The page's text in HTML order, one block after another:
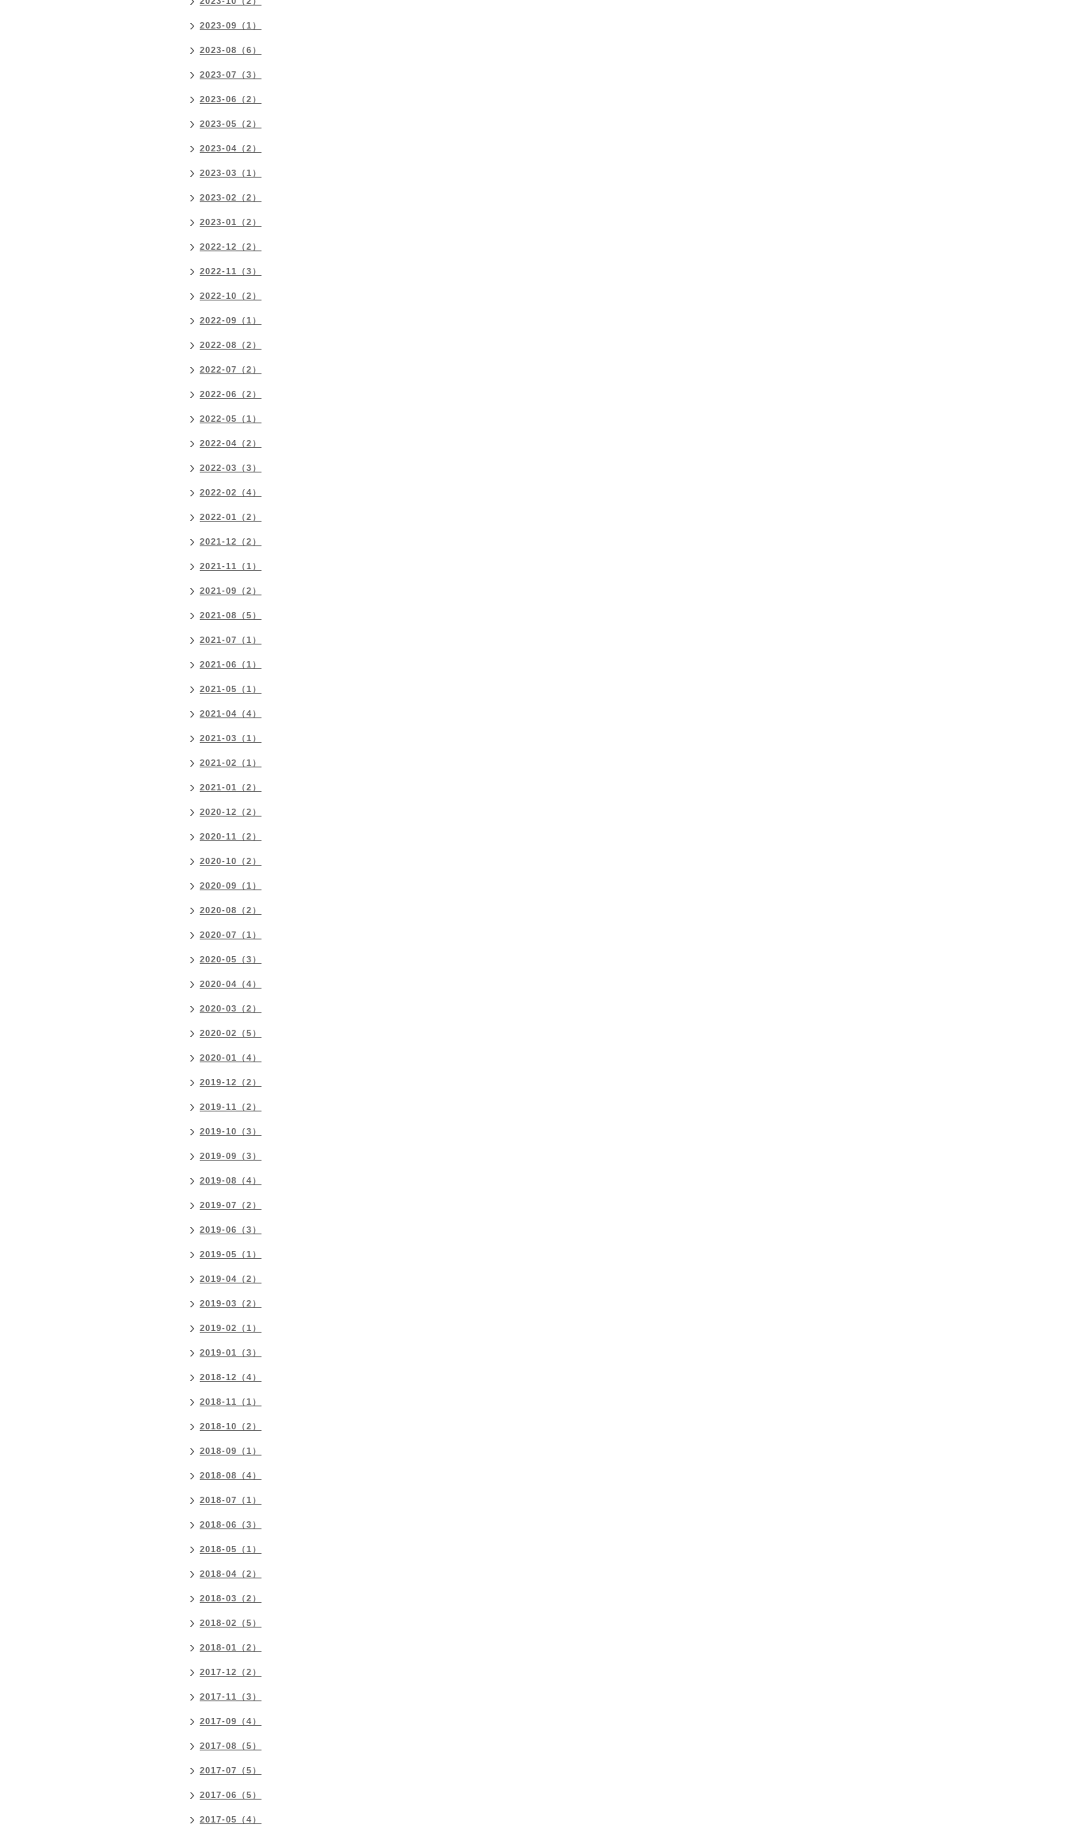
2023-09（1）
2023-08（6）
2023-07（3）
2023-06（2）
2023-05（2）
2023-04（2）
2023-03（1）
2023-02（2）
2023-01（2）
2022-12（2）
2022-11（3）
2022-10（2）
2022-09（1）
2022-08（2）
2022-07（2）
2022-06（2）
2022-05（1）
2022-04（2）
2022-03（3）
2022-02（4）
2022-01（2）
2021-12（2）
2021-11（1）
2021-09（2）
2021-08（5）
2021-07（1）
2021-06（1）
2021-05（1）
2021-04（4）
2021-03（1）
2021-02（1）
2021-01（2）
2020-12（2）
2020-11（2）
2020-10（2）
2020-09（1）
2020-08（2）
2020-07（1）
2020-05（3）
2020-04（4）
2020-03（2）
2020-02（5）
2020-01（4）
2019-12（2）
2019-11（2）
2019-10（3）
2019-09（3）
2019-08（4）
2019-07（2）
2019-06（3）
2019-05（1）
2019-04（2）
2019-03（2）
2019-02（1）
2019-01（3）
2018-12（4）
2018-11（1）
2018-10（2）
2018-09（1）
2018-08（4）
2018-07（1）
2018-06（3）
2018-05（1）
2018-04（2）
2018-03（2）
2018-02（5）
2018-01（2）
2017-12（2）
2017-11（3）
2017-09（4）
2017-08（5）
2017-07（5）
2017-06（5）
2017-05（4）